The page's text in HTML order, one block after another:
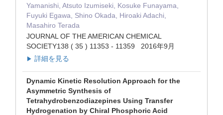
Yamanishi, Atsuto Izumiseki, Kosuke Funayama,
Fuyuki Egawa, Shino Okada, Hiroaki Adachi,
Masahiro Terada
JOURNAL OF THE AMERICAN CHEMICAL
SOCIETY138 ( 35 ) 11353 - 11359 2016年9月
▶ 詳細を見る
Dynamic Kinetic Resolution Approach for the
Asymmetric Synthesis of
Tetrahydrobenzodiazepines Using Transfer
Hydrogenation by Chiral Phosphoric Acid